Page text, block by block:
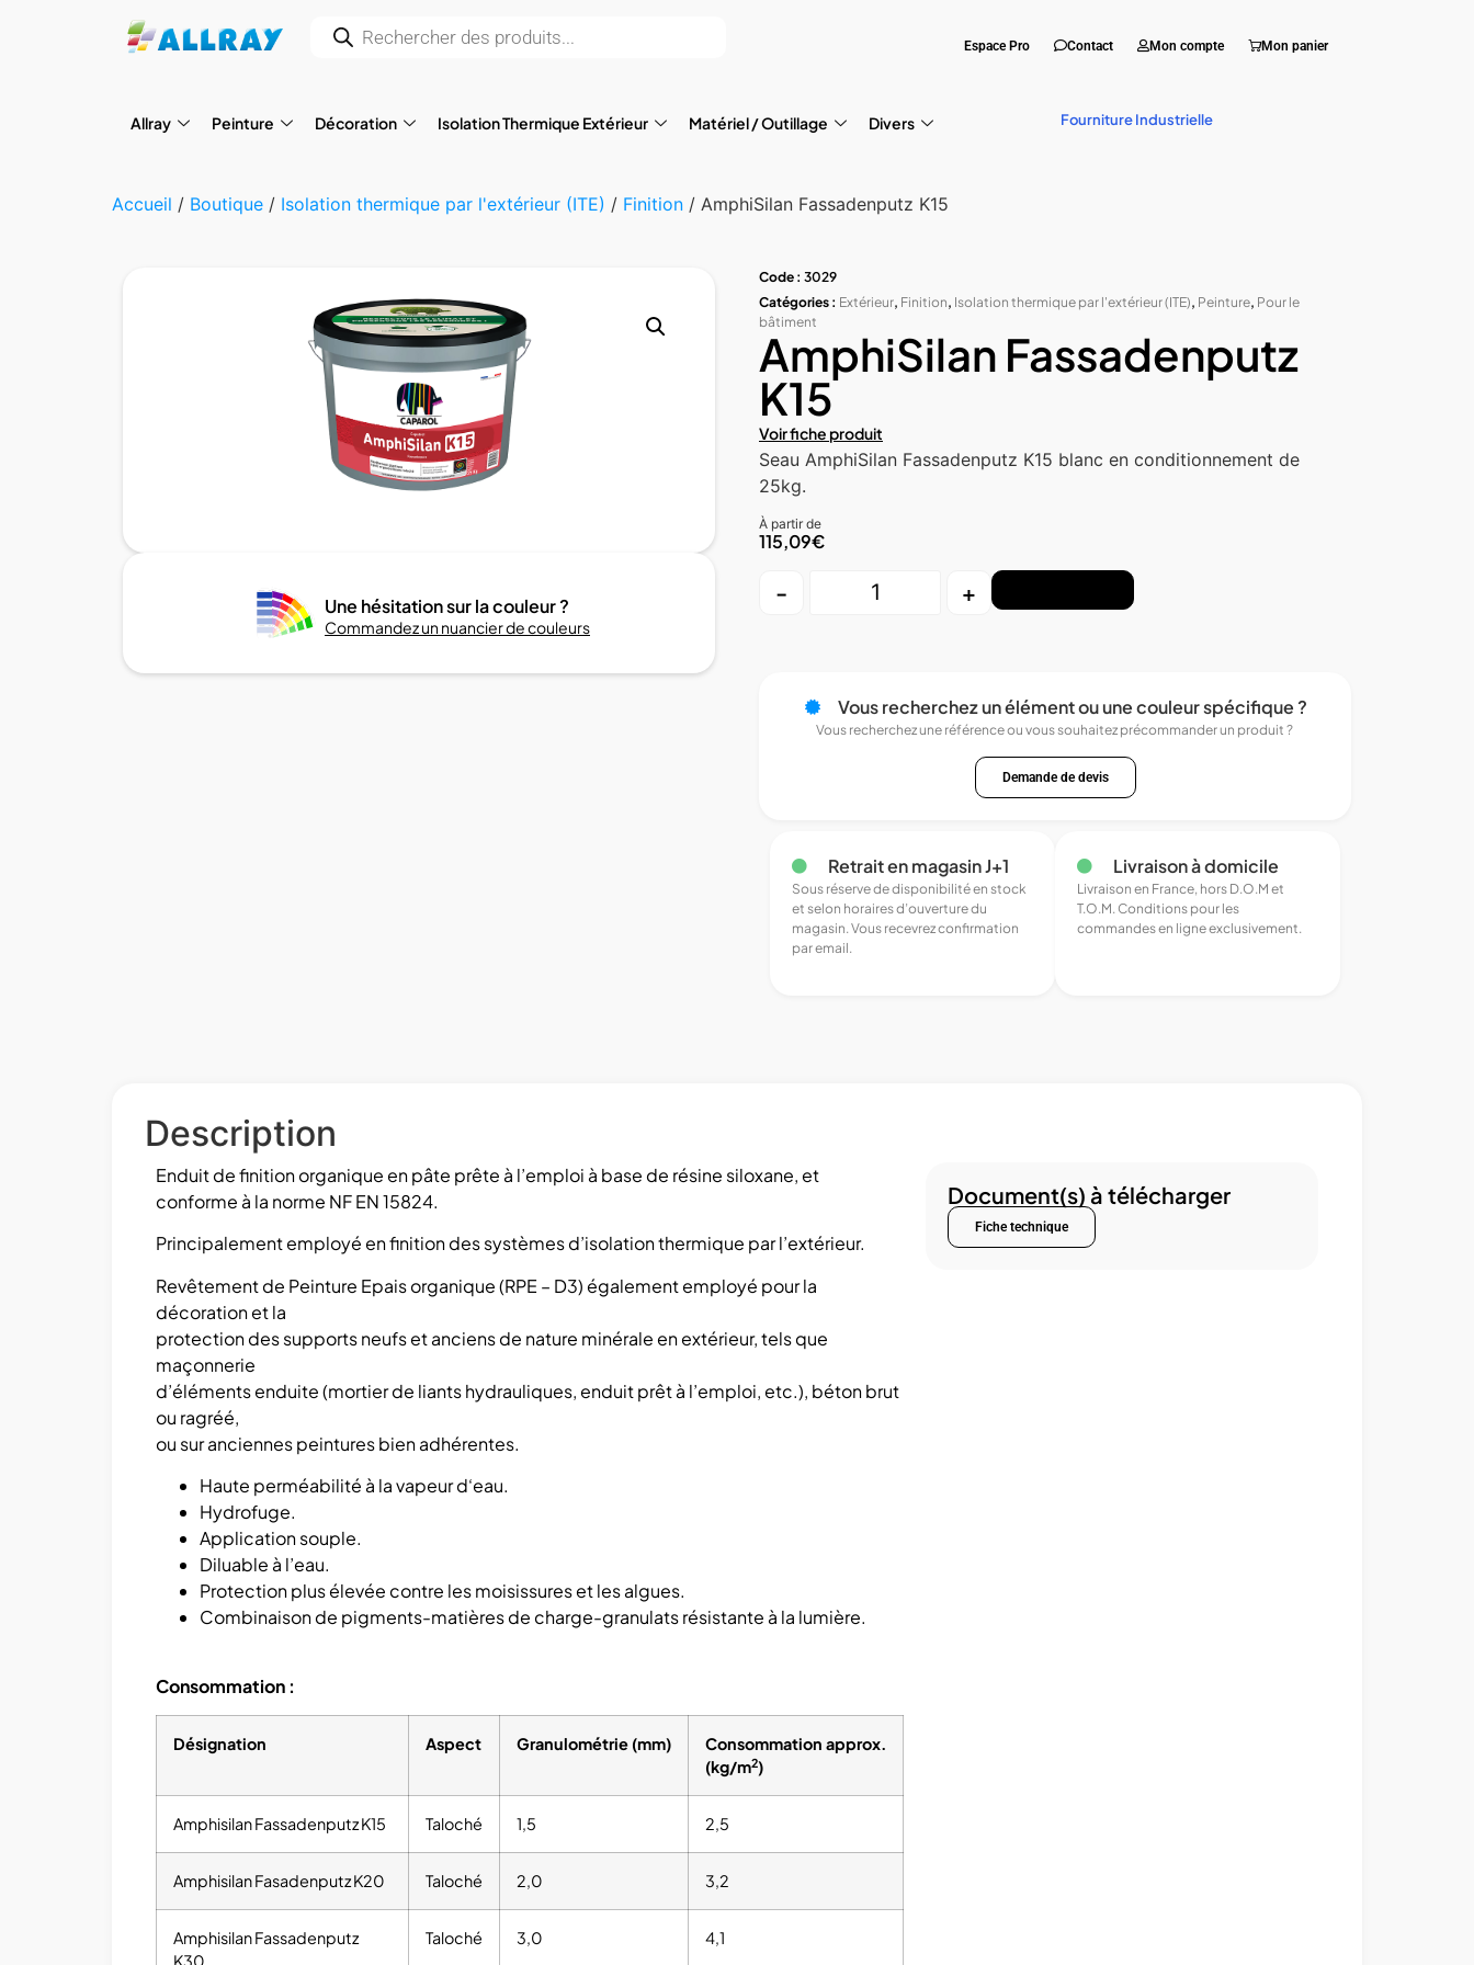
Espace Pro Contact Mon compte Mon panier
Allray Peinture Décoration Isolation Thermique Extérieur Matériel / Outillage Divers Fourniture Industrielle
Accueil / Boutique / Isolation thermique par l'extérieur (ITE) / Finition / AmphiSilan Fassadenputz K15
Une hésitation sur la couleur ?
Commandez un nuancier de couleurs
Code : 3029
Catégories : Extérieur, Finition, Isolation thermique par l'extérieur (ITE), Peinture, Pour le
bâtiment
AmphiSilan Fassadenputz
K15
Voir fiche produit
Seau AmphiSilan Fassadenputz K15 blanc en conditionnement de
25kg.
À partir de
115,09€
- +
Vous recherchez un élément ou une couleur spécifique ?
Vous recherchez une référence ou vous souhaitez précommander un produit ?
Demande de devis
Retrait en magasin J+1
Sous réserve de disponibilité en stock
et selon horaires d’ouverture du
magasin. Vous recevrez confirmation
par email.
Livraison à domicile
Livraison en France, hors D.O.M et
T.O.M. Conditions pour les
commandes en ligne exclusivement.
Description
Enduit de finition organique en pâte prête à l’emploi à base de résine siloxane, et
conforme à la norme NF EN 15824.
Principalement employé en finition des systèmes d’isolation thermique par l’extérieur.
Revêtement de Peinture Epais organique (RPE – D3) également employé pour la
décoration et la
protection des supports neufs et anciens de nature minérale en extérieur, tels que
maçonnerie
d’éléments enduite (mortier de liants hydrauliques, enduit prêt à l’emploi, etc.), béton brut
ou ragréé,
ou sur anciennes peintures bien adhérentes.
Haute perméabilité à la vapeur d‘eau.
Hydrofuge.
Application souple.
Diluable à l’eau.
Protection plus élevée contre les moisissures et les algues.
Combinaison de pigments-matières de charge-granulats résistante à la lumière.
Consommation :
Désignation Aspect Granulométrie (mm)
Consommation approx.
(kg/m2)
Amphisilan Fassadenputz K15 Taloché 1,5 2,5
Amphisilan Fasadenputz K20 Taloché 2,0 3,2
Amphisilan Fassadenputz
K30
Taloché 3,0 4,1
Document(s) à télécharger
Fiche technique